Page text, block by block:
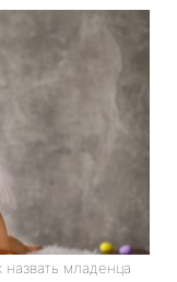
младенца